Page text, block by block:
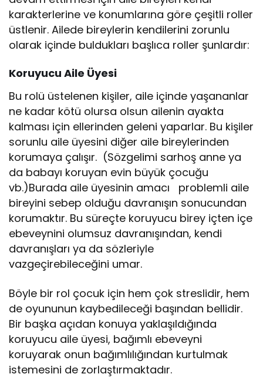
karakterlerine ve konumlarına göre çeşitli roller
üstlenir. Ailede bireylerin kendilerini zorunlu
olarak içinde buldukları başlıca roller şunlardır:
Koruyucu Aile Üyesi
Bu rolü üstelenen kişiler, aile içinde yaşananlar
ne kadar kötü olursa olsun ailenin ayakta
kalması için ellerinden geleni yaparlar. Bu kişiler
sorunlu aile üyesini diğer aile bireylerinden
korumaya çalışır. (Sözgelimi sarhoş anne ya
da babayı koruyan evin büyük çocuğu
vb.)Burada aile üyesinin amacı problemli aile
bireyini sebep olduğu davranışın sonucundan
korumaktır. Bu süreçte koruyucu birey içten içe
ebeveynini olumsuz davranışından, kendi
davranışları ya da sözleriyle
vazgeçirebileceğini umar.
Böyle bir rol çocuk için hem çok streslidir, hem
de oyununun kaybedileceği başından bellidir.
Bir başka açıdan konuya yaklaşıldığında
koruyucu aile üyesi, bağımlı ebeveyni
koruyarak onun bağımlılığından kurtulmak
istemesini de zorlaştırmaktadır.